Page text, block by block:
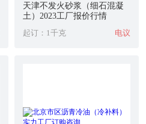
天津不发火砂浆（细石混凝
土）2023工厂报价行情
起订：1千克 电议